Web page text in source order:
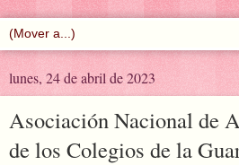
lunes, 24 de abril de 2023
Asociación Nacional de
de los Colegios de la